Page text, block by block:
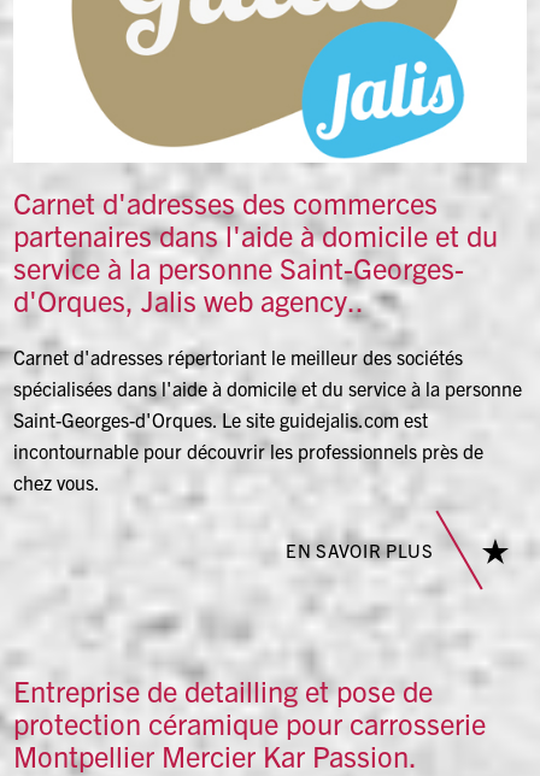
Carnet d'adresses des commerces
partenaires dans l'aide à domicile et du
service à la personne Saint-Georges-
d'Orques, Jalis web agency..
Carnet d'adresses répertoriant le meilleur des sociétés
spécialisées dans l'aide à domicile et du service à la personne
Saint-Georges-d'Orques. Le site guidejalis.com est
incontournable pour découvrir les professionnels près de
chez vous.
EN SAVOIR PLUS
Entreprise de detailling et pose de
protection céramique pour carrosserie
Montpellier Mercier Kar Passion.